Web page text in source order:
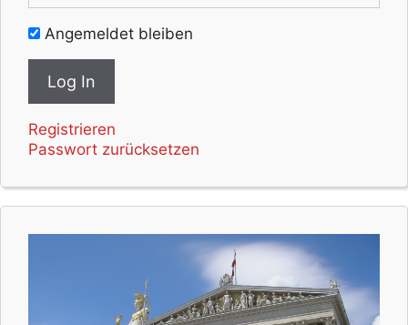
Angemeldet bleiben
Registrieren
Passwort zurücksetzen